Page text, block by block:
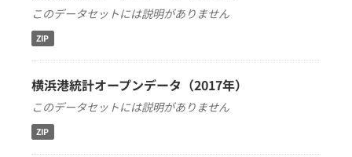
このデータセットには説明がありません
ZIP
横浜港統計オープンデータ（2017年）
このデータセットには説明がありません
ZIP